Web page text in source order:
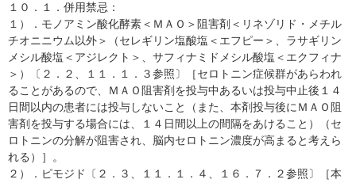
１０．１．併用禁忌：
１）．モノアミン酸化酵素＜ＭＡＯ＞阻害剤＜リネゾリド・メチル
チオニニウム以外＞（セレギリン塩酸塩＜エフピー＞、ラサギリン
メシル酸塩＜アジレクト＞、サフィナミドメシル酸塩＜エクフィナ
＞）〔２．２、１１．１．３参照〕［セロトニン症候群があらわれ
ることがあるので、ＭＡＯ阻害剤を投与中あるいは投与中止後１４
日間以内の患者には投与しないこと（また、本剤投与後にＭＡＯ阻
害剤を投与する場合には、１４日間以上の間隔をあけること）（セ
ロトニンの分解が阻害され、脳内セロトニン濃度が高まると考えら
れる）］。
２）．ピモジド〔２．３、１１．１．４、１６．７．２参照〕［本